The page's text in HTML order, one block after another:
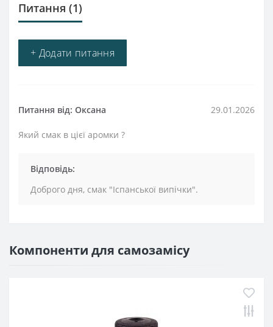
Питання (1)
+ Додати питання
Питання від: Оксана 29.01.2026
Який смак в цієї аромки ?
Відповідь:
Доброго дня, смак "Іспанської випічки".
Компоненти для самозамісу